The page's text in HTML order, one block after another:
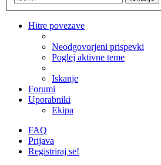
Hitre povezave
Neodgovorjeni prispevki
Poglej aktivne teme
Iskanje
Forumi
Uporabniki
Ekipa
FAQ
Prijava
Registriraj se!